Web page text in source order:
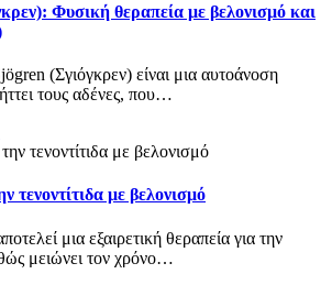
Φυσική θεραπεία με βελονισμό και
(Σγιόγκρεν) είναι μια αυτοάνοση
τους αδένες, που…
τενοντίτιδα με βελονισμό
μια εξαιρετική θεραπεία για την
μειώνει τον χρόνο…